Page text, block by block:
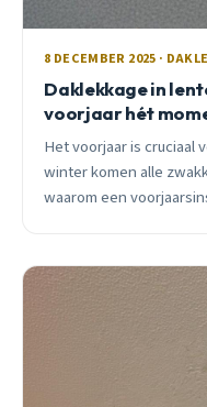
8 DECEMBER 2025 ·
Daklekkage in
voorjaar hét
Het voorjaar is cruciaal
winter komen alle
waarom een